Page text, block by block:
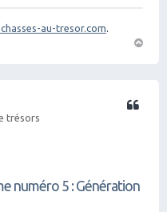
au-tresor.com
trésors
numéro 5 : Génération
Citation